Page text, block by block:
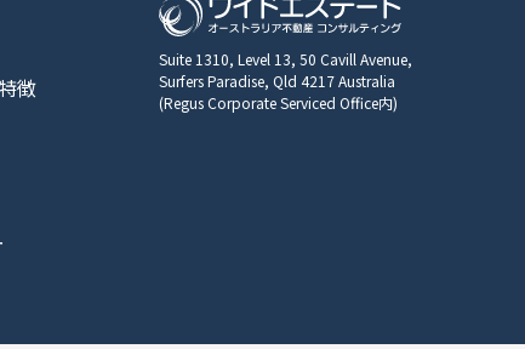
徴
Suite 1310, Level 13, 50 Cavill Avenue,
Surfers Paradise, Qld 4217 Australia
(Regus Corporate Serviced Office内)